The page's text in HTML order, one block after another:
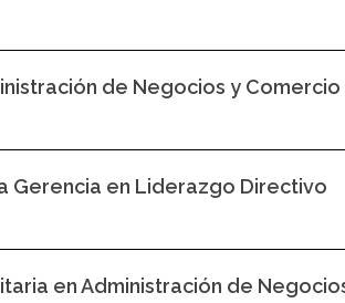
de Negocios y
Gerencia en Liderazgo Directivo
en Administración de